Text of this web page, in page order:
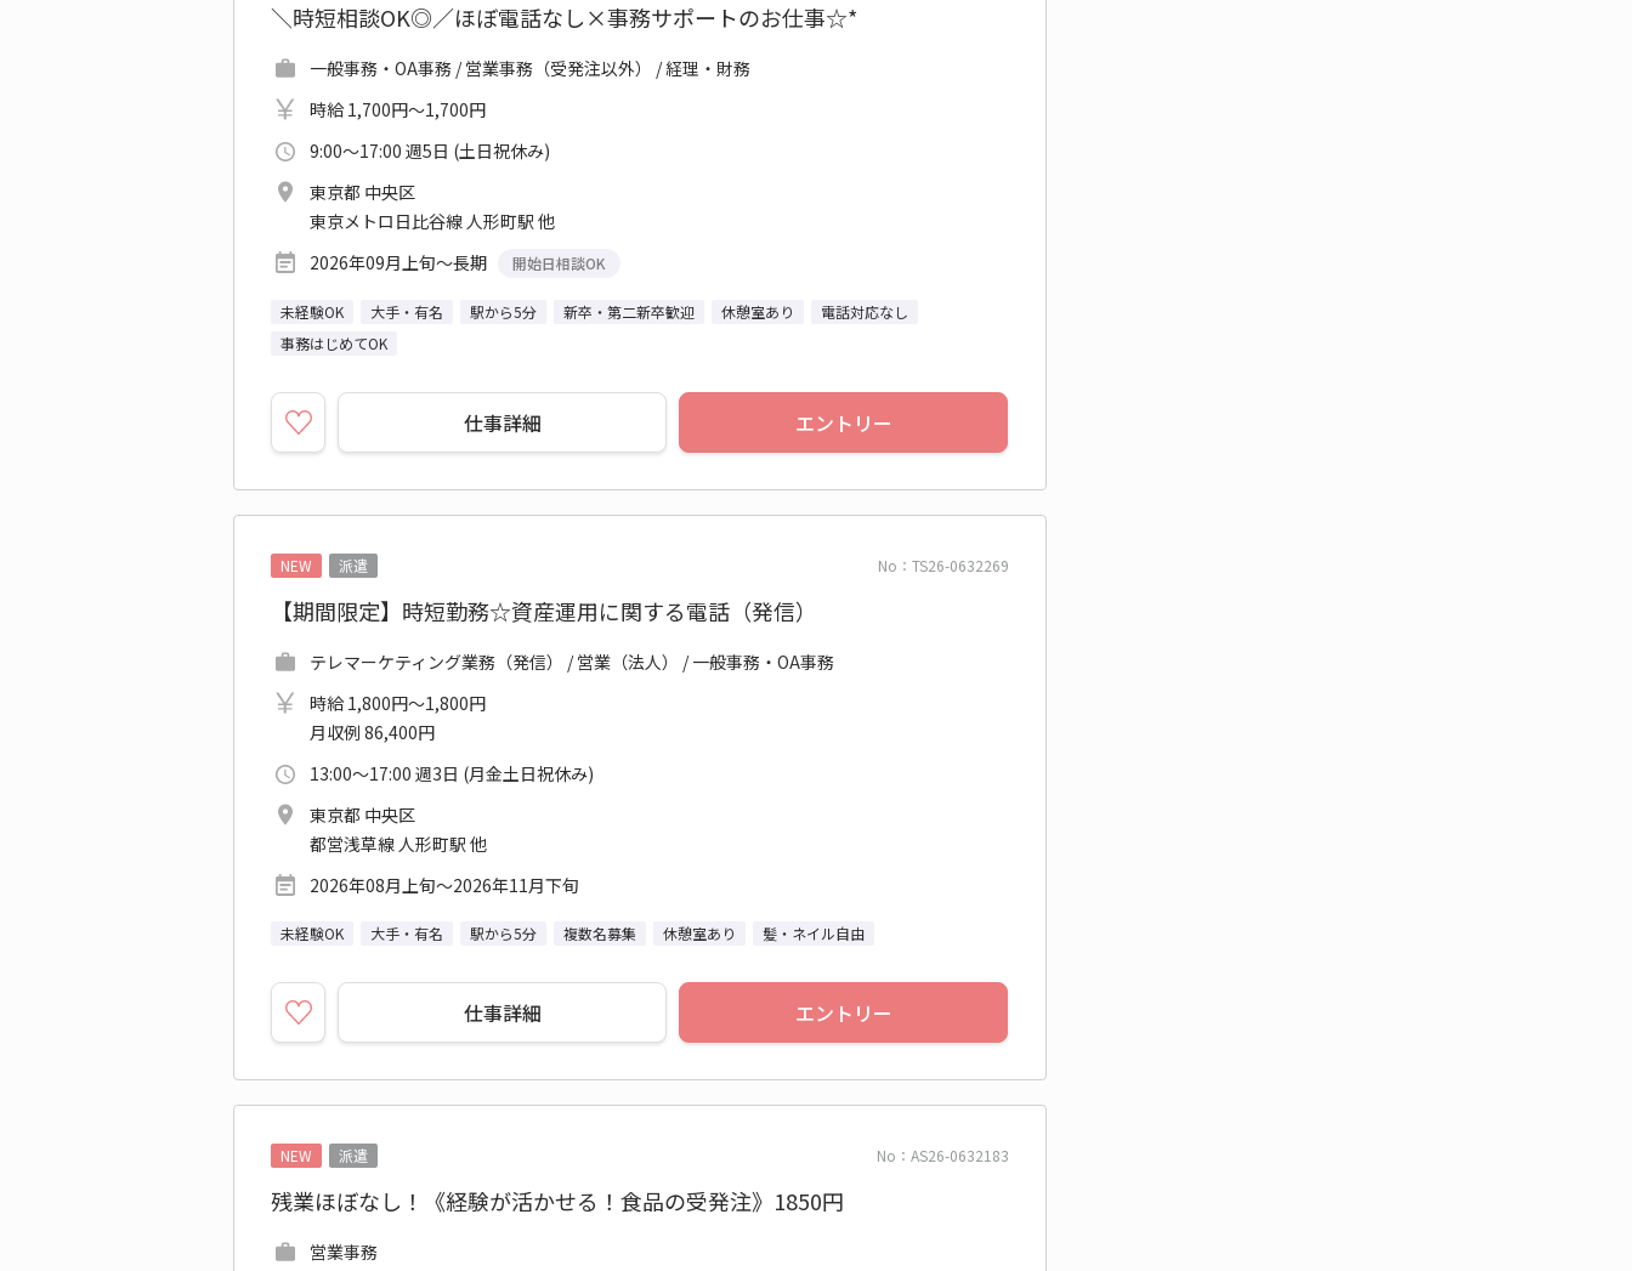
＼時短相談OK◎／ほぼ電話なし×事務サポートのお仕事☆*
一般事務・OA事務 / 営業事務（受発注以外） / 経理・財務
時給 1,700円～1,700円
9:00～17:00 週5日 (土日祝休み)
東京都 中央区
東京メトロ日比谷線 人形町駅 他
2026年09月上旬～長期
開始日相談OK
未経験OK 大手・有名 駅から5分 新卒・第二新卒歓迎 休憩室あり
電話対応なし
事務はじめてOK
仕事詳細 エントリー
No：TS26-0632269
NEW 派遣
【期間限定】時短勤務☆資産運用に関する電話（発信）
テレマーケティング業務（発信） / 営業（法人） / 一般事務・OA事務
時給 1,800円～1,800円
月収例 86,400円
13:00～17:00 週3日 (月金土日祝休み)
東京都 中央区
都営浅草線 人形町駅 他
2026年08月上旬～2026年11月下旬
未経験OK 大手・有名 駅から5分 複数名募集 休憩室あり 髪・ネイル自由
仕事詳細 エントリー
No：AS26-0632183
NEW 派遣
残業ほぼなし！《経験が活かせる！食品の受発注》1850円
営業事務